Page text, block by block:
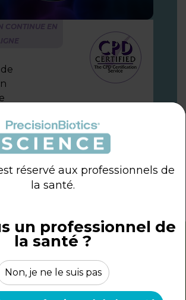
CONTINUE EN
À APPRENDRE
Bientôt disponible
occupés à créer d'autres contenus
réservé aux professionnels de
la santé.
un professionnel de
la santé ?
Non, je ne le suis pas